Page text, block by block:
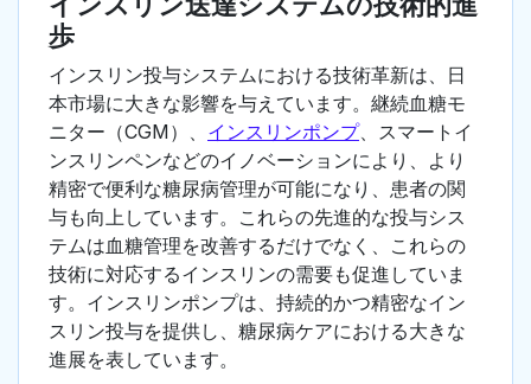
歩
インスリン投与システムにおける技術革新は、日
本市場に大きな影響を与えています。継続血糖モ
ニター（CGM）、 インスリンポンプ、スマートイ
ンスリンペンなどのイノベーションにより、より
精密で便利な糖尿病管理が可能になり、患者の関
与も向上しています。これらの先進的な投与シス
テムは血糖管理を改善するだけでなく、これらの
技術に対応するインスリンの需要も促進していま
す。インスリンポンプは、持続的かつ精密なイン
スリン投与を提供し、糖尿病ケアにおける大きな
進展を表しています。